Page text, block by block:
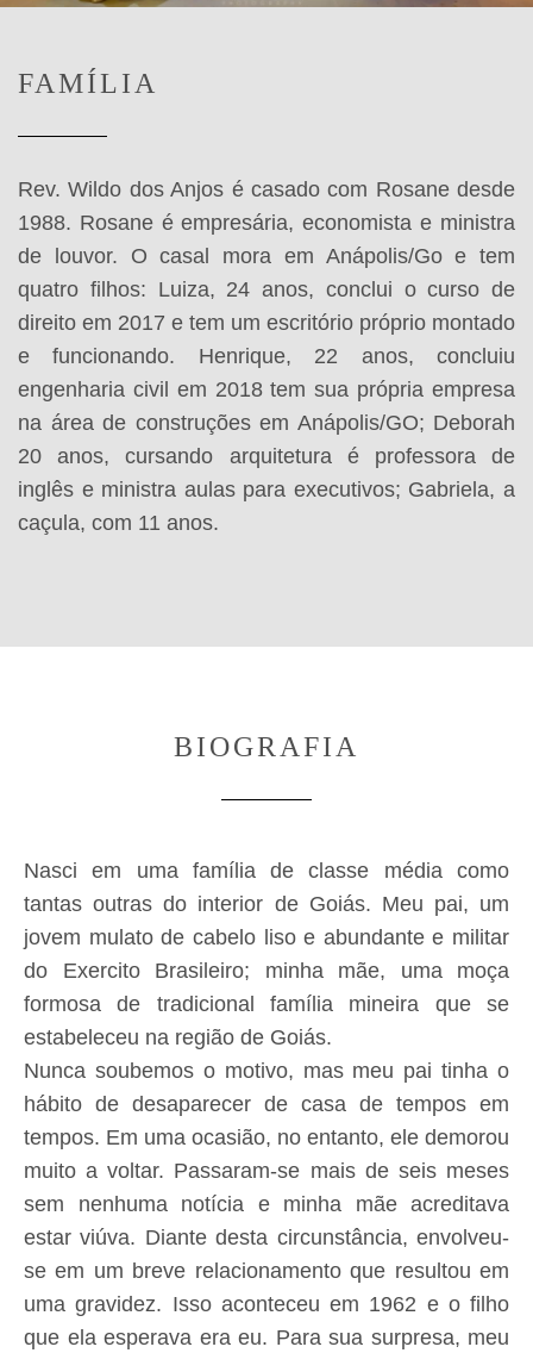
FAMÍLIA
Rev. Wildo dos Anjos é casado com Rosane desde
1988. Rosane é empresária, economista e ministra
de louvor. O casal mora em Anápolis/Go e tem
quatro filhos: Luiza, 24 anos, conclui o curso de
direito em 2017 e tem um escritório próprio montado
e funcionando. Henrique, 22 anos, concluiu
engenharia civil em 2018 tem sua própria empresa
na área de construções em Anápolis/GO; Deborah
20 anos, cursando arquitetura é professora de
inglês e ministra aulas para executivos; Gabriela, a
caçula, com 11 anos.
BIOGRAFIA
Nasci em uma família de classe média como
tantas outras do interior de Goiás. Meu pai, um
jovem mulato de cabelo liso e abundante e militar
do Exercito Brasileiro; minha mãe, uma moça
formosa de tradicional família mineira que se
estabeleceu na região de Goiás.
Nunca soubemos o motivo, mas meu pai tinha o
hábito de desaparecer de casa de tempos em
tempos. Em uma ocasião, no entanto, ele demorou
muito a voltar. Passaram-se mais de seis meses
sem nenhuma notícia e minha mãe acreditava
estar viúva. Diante desta circunstância, envolveu-
se em um breve relacionamento que resultou em
uma gravidez. Isso aconteceu em 1962 e o filho
que ela esperava era eu. Para sua surpresa, meu